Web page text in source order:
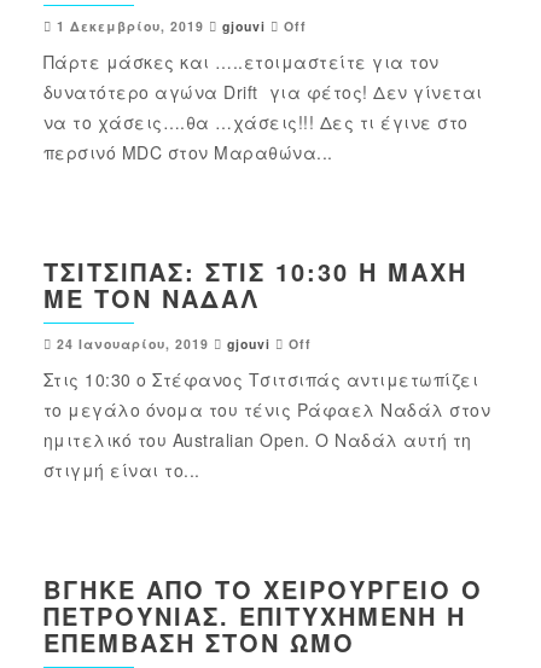
1 Δεκεμβρίου, 2019 gjouvi Off
Πάρτε μάσκες και …..ετοιμαστείτε για τον
δυνατότερο αγώνα Drift για φέτος! Δεν γίνεται
να το χάσεις….θα …χάσεις!!! Δες τι έγινε στο
περσινό MDC στον Μαραθώνα...
ΤΣΙΤΣΙΠΆΣ: ΣΤΙΣ 10:30 Η ΜΆΧΗ
ΜΕ ΤΟΝ ΝΑΔΆΛ
24 Ιανουαρίου, 2019 gjouvi Off
Στις 10:30 ο Στέφανος Τσιτσιπάς αντιμετωπίζει
το μεγάλο όνομα του τένις Ράφαελ Ναδάλ στον
ημιτελικό του Australian Open. Ο Ναδάλ αυτή τη
στιγμή είναι το...
ΒΓΉΚΕ ΑΠΌ ΤΟ ΧΕΙΡΟΥΡΓΕΊΟ Ο
ΠΕΤΡΟΎΝΙΑΣ. ΕΠΙΤΥΧΗΜΈΝΗ Η
ΕΠΈΜΒΑΣΗ ΣΤΟΝ ΏΜΟ